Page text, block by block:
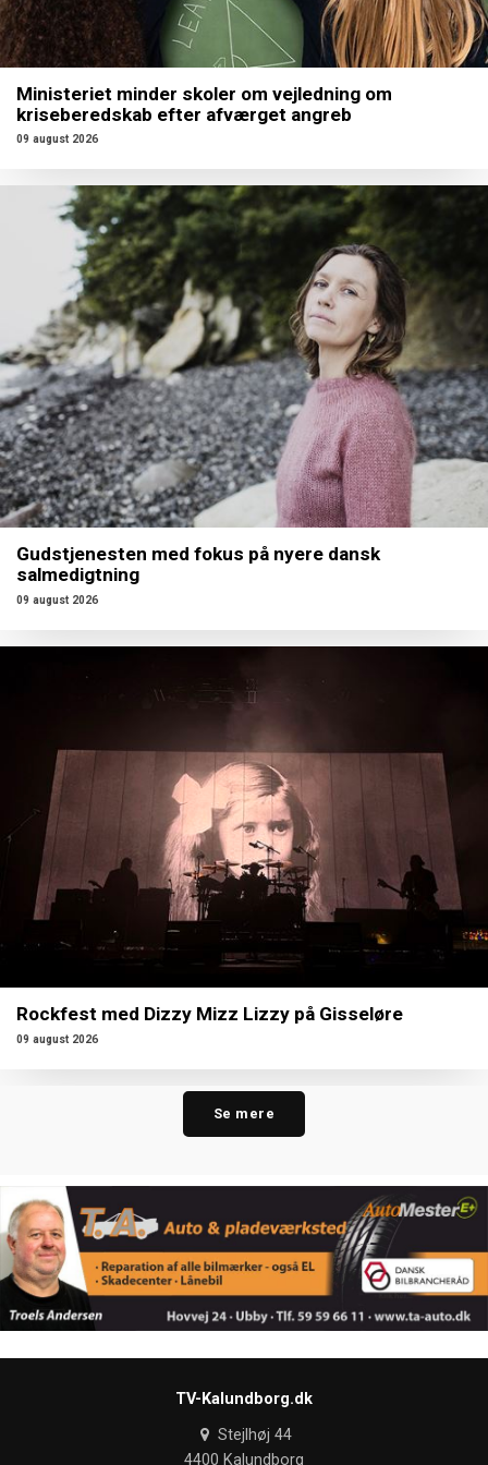
Ministeriet minder skoler om vejledning om
kriseberedskab efter afværget angreb
09 august 2026
Gudstjenesten med fokus på nyere dansk
salmedigtning
09 august 2026
Rockfest med Dizzy Mizz Lizzy på Gisseløre
09 august 2026
Se mere
TV-Kalundborg.dk
Stejlhøj 44
4400 Kalundborg